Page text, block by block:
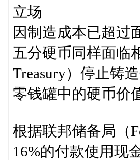
立场
因制造成本已超过
五分硬币同样面临
Treasury）停止铸
零钱罐中的硬币价
根据联邦储备局（
16%的付款使用现